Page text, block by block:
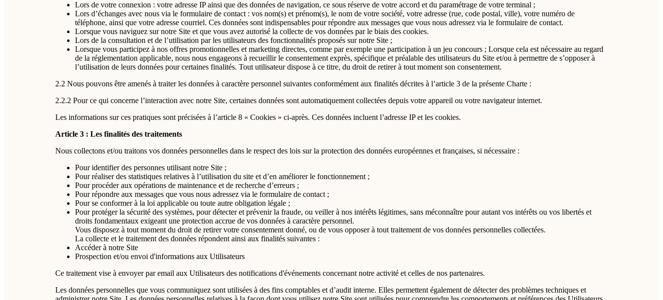
Lors de votre connexion : votre adresse IP ainsi que des données de navigation, ce sous réserve de votre accord et du paramétrage de votre terminal ;
Lors d’échanges avec nous via le formulaire de contact : vos nom(s) et prénom(s), le nom de votre société, votre adresse (rue, code postal, ville), votre numéro de
téléphone, ainsi que votre adresse courriel. Ces données sont indispensables pour répondre aux messages que vous nous adressez via le formulaire de contact.
Lorsque vous naviguez sur notre Site et que vous avez autorisé la collecte de vos données par le biais des cookies.
Lors de la consultation et de l’utilisation par les utilisateurs des fonctionnalités proposés sur notre Site ;
Lorsque vous participez à nos offres promotionnelles et marketing directes, comme par exemple une participation à un jeu concours ; Lorsque cela est nécessaire au regard
de la réglementation applicable, nous nous engageons à recueillir le consentement exprès, spécifique et préalable des utilisateurs du Site et/ou à permettre de s’opposer à
l’utilisation de leurs données pour certaines finalités. Tout utilisateur dispose à ce titre, du droit de retirer à tout moment son consentement.
2.2 Nous pouvons être amenés à traiter les données à caractère personnel suivantes conformément aux finalités décrites à l’article 3 de la présente Charte :
2.2.2 Pour ce qui concerne l’interaction avec notre Site, certaines données sont automatiquement collectées depuis votre appareil ou votre navigateur internet.
Les informations sur ces pratiques sont précisées à l’article 8 « Cookies » ci-après. Ces données incluent l’adresse IP et les cookies.
Article 3 : Les finalités des traitements
Nous collectons et/ou traitons vos données personnelles dans le respect des lois sur la protection des données européennes et françaises, si nécessaire :
Pour identifier des personnes utilisant notre Site ;
Pour réaliser des statistiques relatives à l’utilisation du site et d’en améliorer le fonctionnement ;
Pour procéder aux opérations de maintenance et de recherche d’erreurs ;
Pour répondre aux messages que vous nous adressez via le formulaire de contact ;
Pour se conformer à la loi applicable ou toute autre obligation légale ;
Pour protéger la sécurité des systèmes, pour détecter et prévenir la fraude, ou veiller à nos intérêts légitimes, sans méconnaître pour autant vos intérêts ou vos libertés et
droits fondamentaux exigeant une protection accrue de vos données à caractère personnel.
Vous disposez à tout moment du droit de retirer votre consentement donné, ou de vous opposer à tout traitement de vos données personnelles collectées.
La collecte et le traitement des données répondent ainsi aux finalités suivantes :
Accéder à notre Site
Prospection et/ou envoi d'informations aux Utilisateurs
Ce traitement vise à envoyer par email aux Utilisateurs des notifications d'événements concernant notre activité et celles de nos partenaires.
Les données personnelles que vous communiquez sont utilisées à des fins comptables et d’audit interne. Elles permettent également de détecter des problèmes techniques et